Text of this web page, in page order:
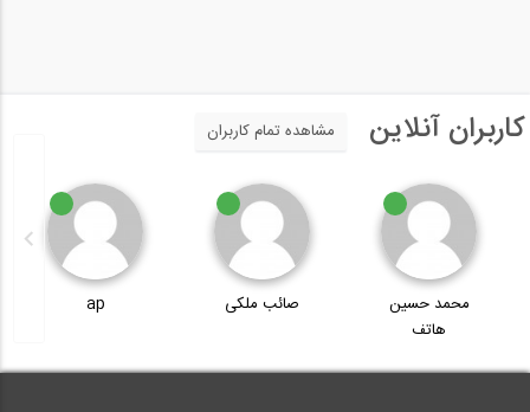
کاربران آنلاین مشاهده تمام کاربران
محمد حسین
هاتف
صائب ملکی ap